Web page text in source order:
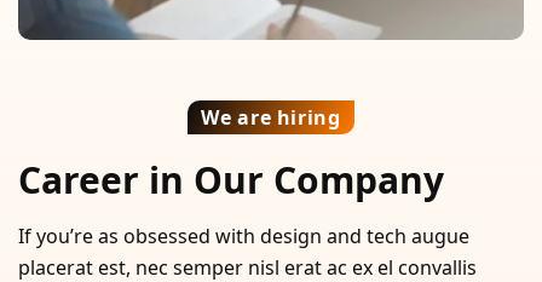
We are hiring
Career in Our Company
If you’re as obsessed with design and tech augue
placerat est, nec semper nisl erat ac ex el convallis